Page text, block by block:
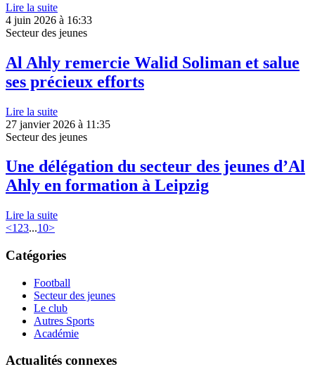
Lire la suite
4 juin 2026 à 16:33
Secteur des jeunes
Al Ahly remercie Walid Soliman et salue
ses précieux efforts
Lire la suite
27 janvier 2026 à 11:35
Secteur des jeunes
Une délégation du secteur des jeunes d’Al
Ahly en formation à Leipzig
Lire la suite
<1 23...10>
Catégories
Football
Secteur des jeunes
Le club
Autres Sports
Académie
Actualités connexes